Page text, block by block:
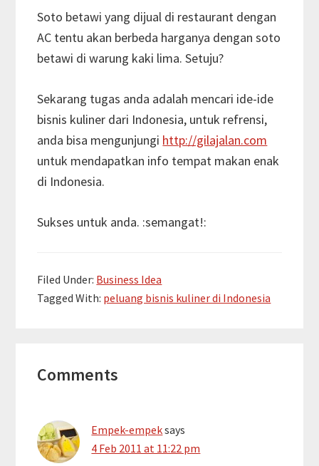
Soto betawi yang dijual di restaurant dengan
AC tentu akan berbeda harganya dengan soto
betawi di warung kaki lima. Setuju?
Sekarang tugas anda adalah mencari ide-ide
bisnis kuliner dari Indonesia, untuk refrensi,
anda bisa mengunjungi http://gilajalan.com
untuk mendapatkan info tempat makan enak
di Indonesia.
Sukses untuk anda. :semangat!:
Filed Under: Business Idea
Tagged With: peluang bisnis kuliner di Indonesia
Interactions
Comments
Empek-empeksays
4 Feb 2011 at 11:22 pm